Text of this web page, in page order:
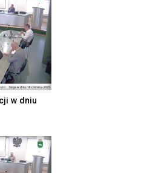
w dniu